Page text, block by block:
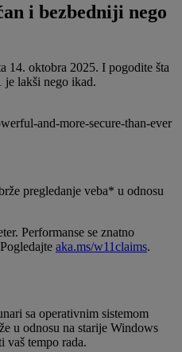
i bezbedniji nego
14. oktobra 2025. I pogodite šta
je lakši nego ikad.
pregledanje veba* u odnosu
Performanse se znatno
aka.ms/w11claims.
sa operativnim sistemom
u odnosu na starije Windows
vaš tempo rada.